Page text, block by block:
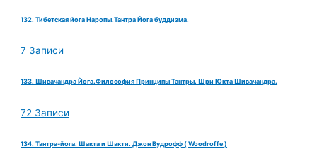
132. Тибетская йога Наропы.Тантра Йога буддизма.
7 Записи
133. Шивачандра Йога.Философия Принципы Тантры. Шри Юкта Шивачандра.
72 Записи
134. Тантра-йога. Шакта и Шакти. Джон Вудрофф ( Woodroffe )